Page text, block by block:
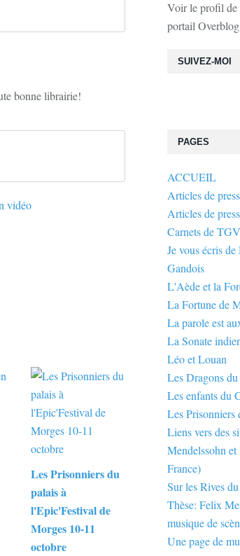
bonne librairie!
Les Prisonniers du
palais à
l'Epic'Festival de
Morges 10-11
octobre
SUIVEZ-MOI
Voir le profil de
portail Overblog
PAGES
ACCUEIL
Articles de
Articles de
Carnets de
Je vous écris
Gandois
L'Aède et la
La Fortune de
La parole est
La Sonate
Léo et Louan
Les Dragons
Les enfants du
Les Prisonniers
Liens vers des
Mendelssohn
France)
Sur les Rives
Thèse: Felix
musique de
Une page de